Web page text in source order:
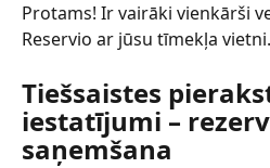
Protams! Ir vairāki vienkārši
Reservio ar jūsu tīmekļa vietni.
Tiešsaistes
iestatījumi –
saņemšana